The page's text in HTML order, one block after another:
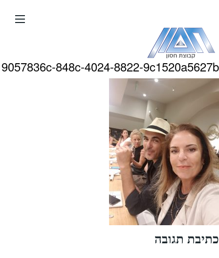
העמוד
9057836c-848c-4024-8822-9c1520a5627b
כתיבת תגובה